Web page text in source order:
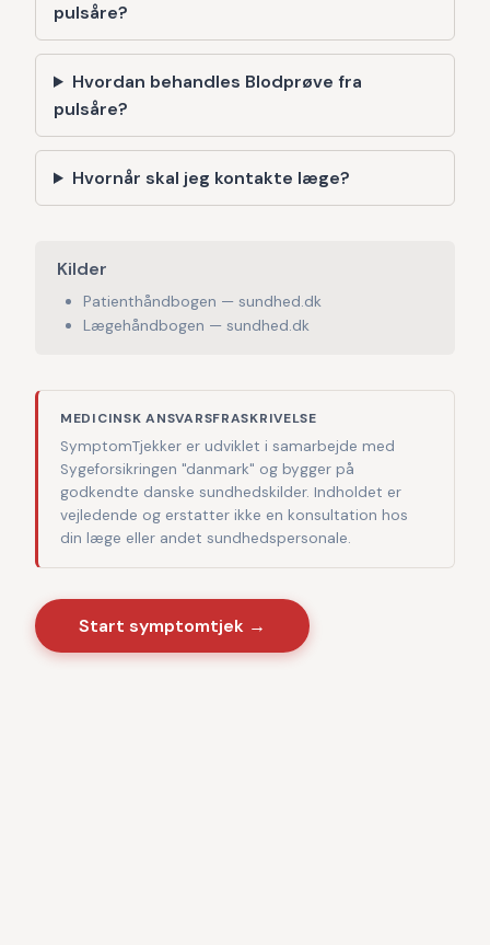
pulsåre?
Hvordan behandles Blodprøve fra
pulsåre?
Hvornår skal jeg kontakte læge?
Kilder
Patienthåndbogen — sundhed.dk
Lægehåndbogen — sundhed.dk
MEDICINSK ANSVARSFRASKRIVELSE
SymptomTjekker er udviklet i samarbejde med
Sygeforsikringen "danmark" og bygger på
godkendte danske sundhedskilder. Indholdet er
vejledende og erstatter ikke en konsultation hos
din læge eller andet sundhedspersonale.
Start symptomtjek →